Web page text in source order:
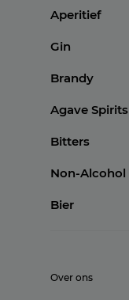
Aperitief
Gin
Brandy
Agave Spirits
Bitters
Non-Alcohol
Bier
Over ons